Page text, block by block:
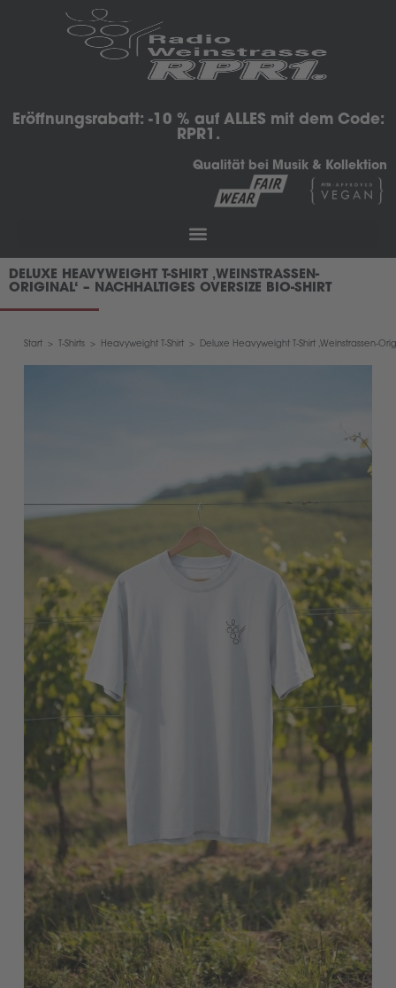
Eröffnungsrabatt: -10 % auf ALLES mit dem Code:
RPR1.
Qualität bei Musik & Kollektion
DELUXE HEAVYWEIGHT T-SHIRT ‚WEINSTRASSEN-
ORIGINAL‘ – NACHHALTIGES OVERSIZE BIO-SHIRT
Start > T-Shirts > Heavyweight T-Shirt > Deluxe Heavyweight T-Shirt ‚Weinstrassen-